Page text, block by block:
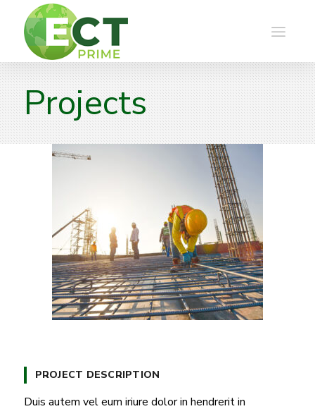
Projects
PROJECT DESCRIPTION
Duis autem vel eum iriure dolor in hendrerit in